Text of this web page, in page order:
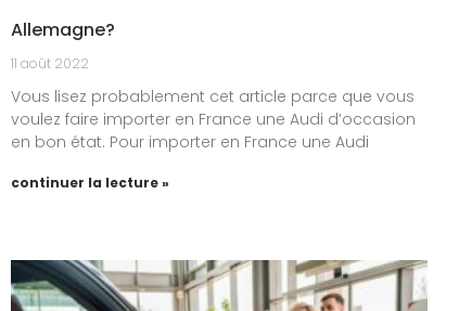
Allemagne?
11 août 2022
Vous lisez probablement cet article parce que vous
voulez faire importer en France une Audi d’occasion
en bon état. Pour importer en France une Audi
continuer la lecture »